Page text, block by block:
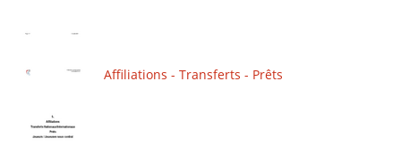
Affiliations - Transferts - Prêts